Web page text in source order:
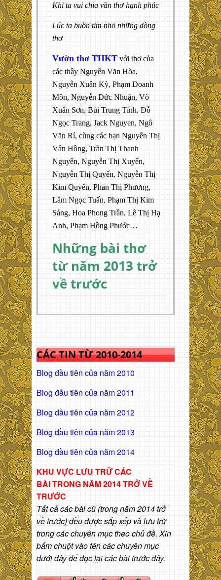
Khi ta vui chia vần thơ hạnh phúc
Lúc ta buồn tim nhỏ những dòng
thơ
Vườn thơ THKT với thơ của
các thầy Nguyễn Văn Hòa,
Nguyễn Xuân Kỳ, Phạm Doanh
Môn, Nguyễn Đức Nhuận, Võ
Xuân Sơn, Bùi Trung Tính, Đỗ
Ngọc Trang, Jack Nguyen, Ngô
Văn Rí, cùng các bạn Nguyễn Thị
Vân Hồng, Trần Thị Thanh
Nguyên, Nguyễn Thị Xuyến,
Nguyễn Thị Quyến, Nguyễn Thị
Kim Quyên, Phan Thị Phương,
Lâm Ngọc Tuấn, Phạm Thị Kim
Sáng, Hoa Phong Trần, Lê Thị Hạ
Anh, Phạm Hồng Phước…
Những bài thơ
từ năm 2013 trở
về trước
CÁC TIN TỪ 2010-2014
Blog đầu tiên của năm 2010
Blog đầu tiên của năm 2011
Blog dầu tiên của năm 2012
Blog dầu tiên của năm 2013
Blog dầu tiên của năm 2014
KHU VỰC LƯU TRỮ CÁC
BÀITRONG NĂM 2014 TRỞ VỀ
TRƯỚC
Tất cả các bài cũ (trong năm 2014 trở
về trước) đều được sắp xếp và lưu trữ
trong các chuyên mục theo chủ đề. Xin
bấm chuột vào tên các chuyên mục
dưới đây để đọc lại các bài trước đây.